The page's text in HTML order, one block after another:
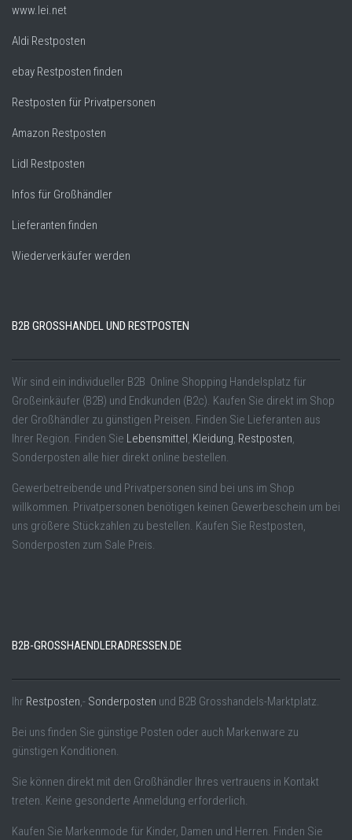
www.lei.net
Aldi Restposten
ebay Restposten finden
Restposten für Privatpersonen
Amazon Restposten
Lidl Restposten
Infos für Großhändler
Lieferanten finden
Wiederverkäufer werden
B2B GROSSHANDEL UND RESTPOSTEN
Wir sind ein individueller B2B Online Shopping Handelsplatz für
Großeinkäufer (B2B) und Endkunden (B2c). Kaufen Sie direkt im Shop
der Großhändler zu günstigen Preisen. Finden Sie Lieferanten aus
Ihrer Region. Finden Sie Lebensmittel, Kleidung, Restposten,
Sonderposten alle hier direkt online bestellen.
Gewerbetreibende und Privatpersonen sind bei uns im Shop
willkommen. Privatpersonen benötigen keinen Gewerbeschein um bei
uns größere Stückzahlen zu bestellen. Kaufen Sie Restposten,
Sonderposten zum Sale Preis.
B2B-GROSSHAENDLERADRESSEN.DE
Ihr Restposten,- Sonderposten und B2B Grosshandels-Marktplatz.
Bei uns finden Sie günstige Posten oder auch Markenware zu
günstigen Konditionen.
Sie können direkt mit den Großhändler Ihres vertrauens in Kontakt
treten. Keine gesonderte Anmeldung erforderlich.
Kaufen Sie Markenmode für Kinder, Damen und Herren. Finden Sie